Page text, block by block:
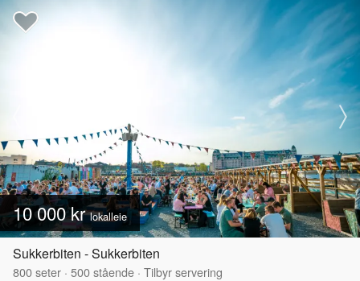
10 000 krlokalleie
Sukkerbiten - Sukkerbiten
800seter · 500stående · Tilbyr servering